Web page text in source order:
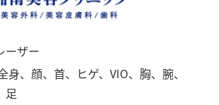
ーザー
身、顔、首、ヒゲ、VIO、胸、腕、
足